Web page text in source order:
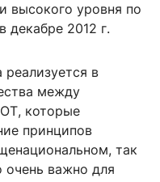
высокого уровня по
декабре 2012 г.
в
между
которые
принципов
так
очень важно для